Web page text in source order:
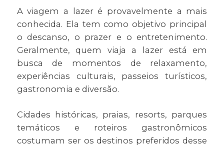
A viagem a lazer é provavelmente a mais
conhecida. Ela tem como objetivo principal
o descanso, o prazer e o entretenimento.
Geralmente, quem viaja a lazer está em
busca de momentos de relaxamento,
experiências culturais, passeios turísticos,
gastronomia e diversão.
Cidades históricas, praias, resorts, parques
temáticos e roteiros gastronômicos
costumam ser os destinos preferidos desse